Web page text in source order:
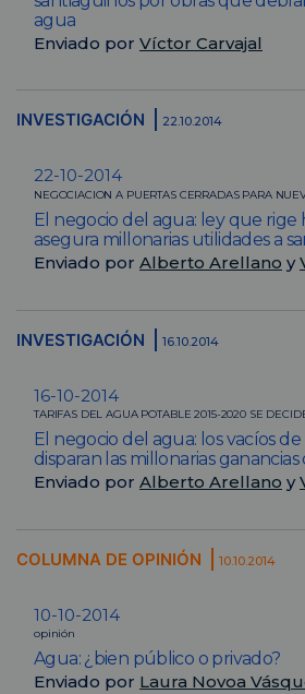
agua
Enviado por Víctor Carvajal
INVESTIGACIÓN 22.10.2014
22-10-2014
NEGOCIACION A PUERTAS CERRADAS PARA
El negocio del agua: ley que rige
asegura millonarias utilidades a
Enviado por Alberto Arellano y
INVESTIGACIÓN 16.10.2014
16-10-2014
TARIFAS DEL AGUA POTABLE 2015-2020 SE
El negocio del agua: los vacíos
disparan las millonarias
Enviado por Alberto Arellano y
COLUMNA DE OPINIÓN 10.10.2014
10-10-2014
opinión
Agua: ¿bien público o privado?
Enviado por Laura Novoa